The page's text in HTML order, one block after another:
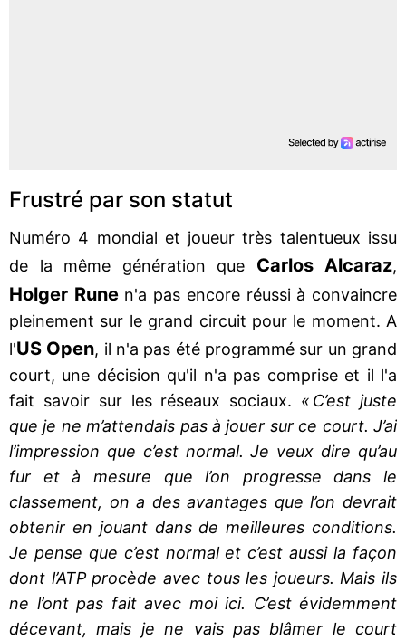
Frustré par son statut
Numéro 4 mondial et joueur très talentueux issu
de la même génération que Carlos Alcaraz,
Holger Runen'a pas encore réussi à convaincre
pleinement sur le grand circuit pour le moment. A
l'US Open, il n'a pas été programmé sur un grand
court, une décision qu'il n'a pas comprise et il l'a
fait savoir sur les réseaux sociaux. « C’est juste
que je ne m’attendais pas à jouer sur ce court. J’ai
l’impression que c’est normal. Je veux dire qu’au
fur et à mesure que l’on progresse dans le
classement, on a des avantages que l’on devrait
obtenir en jouant dans de meilleures conditions.
Je pense que c’est normal et c’est aussi la façon
dont l’ATP procède avec tous les joueurs. Mais ils
ne l’ont pas fait avec moi ici. C’est évidemment
décevant, mais je ne vais pas blâmer le court